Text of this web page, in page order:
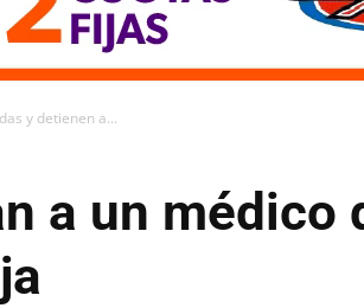
y detienen a...
a un médico